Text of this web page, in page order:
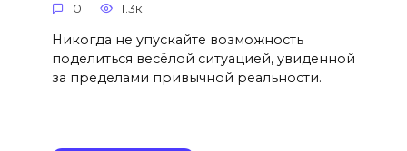
0 1.3к.
Никогда не упускайте возможность
поделиться весёлой ситуацией, увиденной
за пределами привычной реальности.